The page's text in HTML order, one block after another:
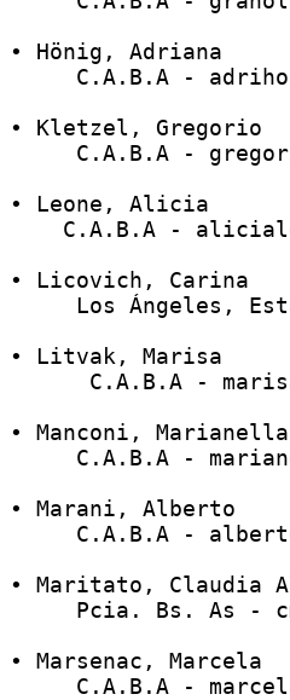
• Hönig, Adriana
C.A.B.A -
• Kletzel, Gregorio
C.A.B.A -
• Leone, Alicia
C.A.B.A -
• Licovich, Carina
Los Ángeles,
• Litvak, Marisa
C.A.B.A -
• Manconi,
C.A.B.A -
• Marani, Alberto
C.A.B.A -
• Maritato, Claudia
Pcia. Bs. As -
• Marsenac, Marcela
C.A.B.A -